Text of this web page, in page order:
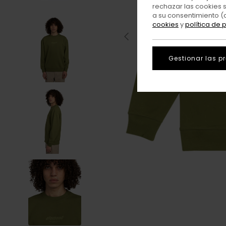
rechazar las cookies
a su consentimiento
cookies ypolítica de
Gestionar las